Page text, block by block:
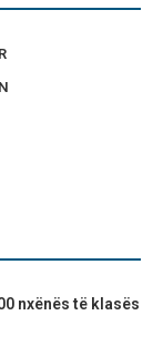
nxënës të klasës